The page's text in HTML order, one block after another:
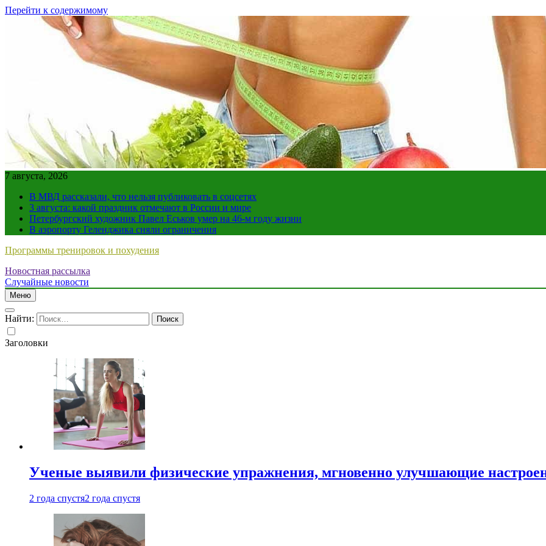
Перейти к содержимому
7 августа, 2026
В МВД рассказали, что нельзя публиковать в соцсетях
3 августа: какой праздник отмечают в России и мире
Петербургский художник Павел Еськов умер на 46-м году жизни
В аэропорту Геленджика сняли ограничения
Программы тренировок и похудения
Новостная рассылка
Случайные новости
Меню
Найти:
Заголовки
Ученые выявили физические упражнения, мгновенно улучшающие
2 года спустя2 года спустя